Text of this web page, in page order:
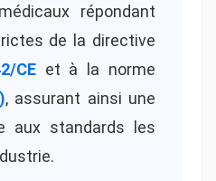
répondant
de la directive
CEet à la norme
, assurant ainsi une
aux standards les